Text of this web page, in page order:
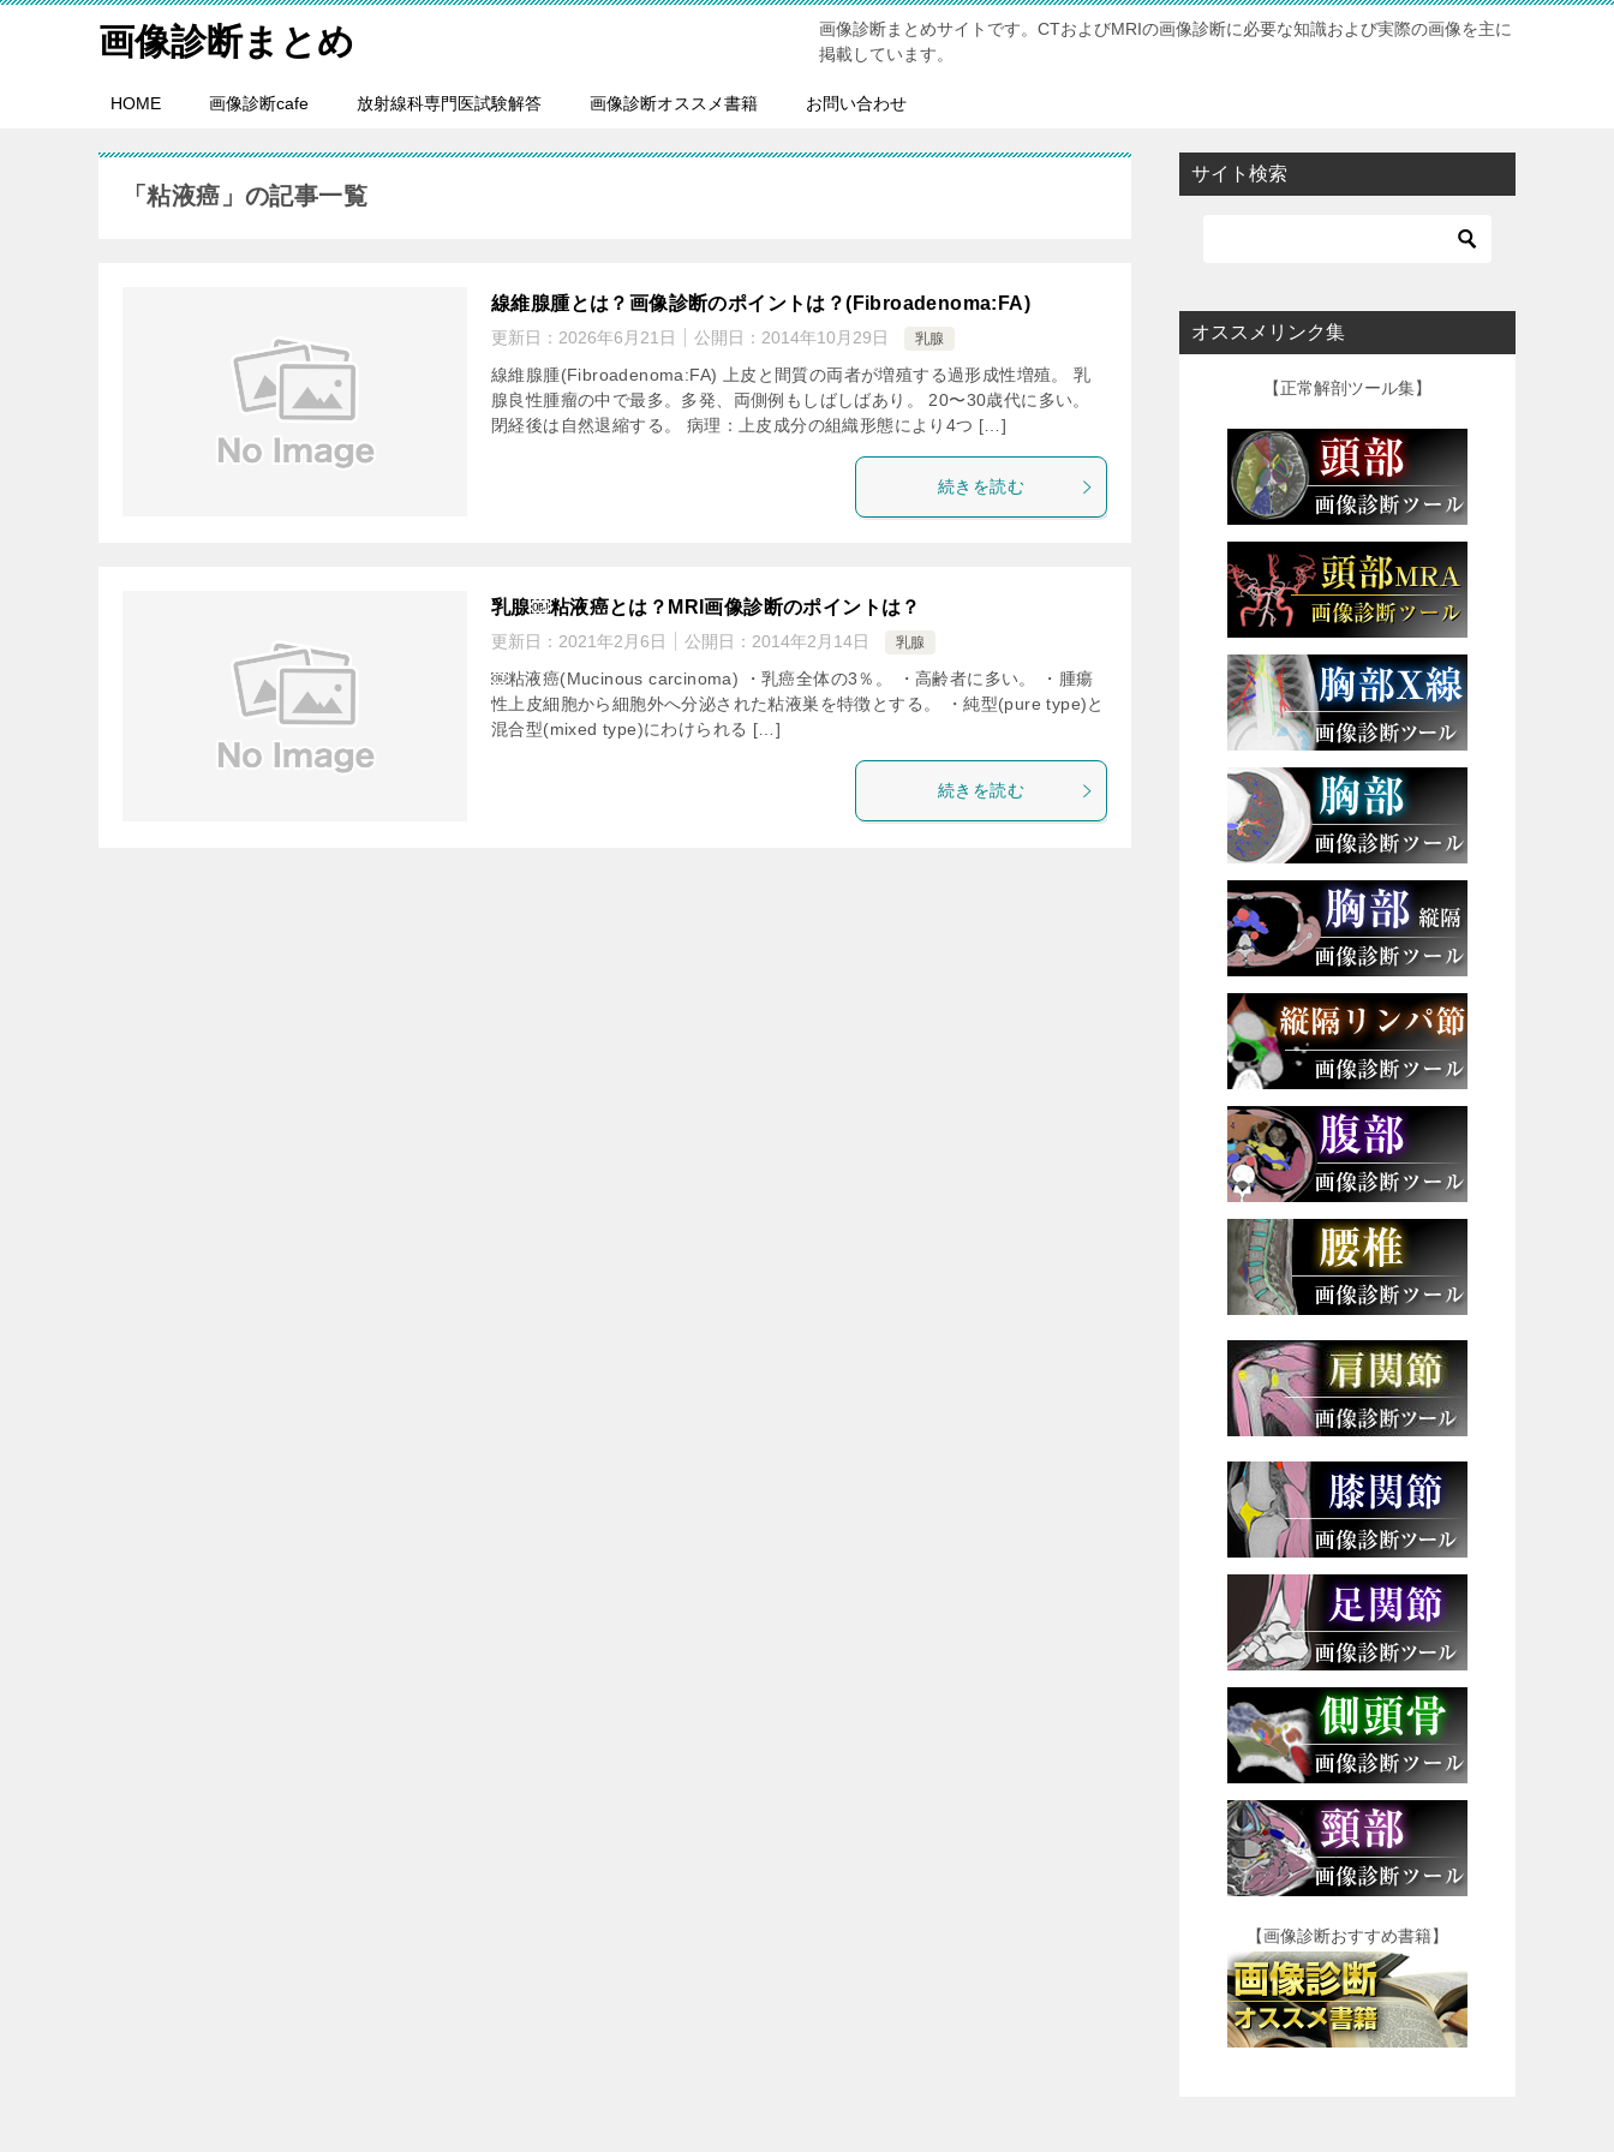
画像診断まとめ
画像診断まとめサイトです。CTおよびMRIの画像診断に必要な知識および実際の画像を主に
掲載しています。
HOME 画像診断cafe 放射線科専門医試験解答 画像診断オススメ書籍 お問い合わせ
「粘液癌」の記事一覧
線維腺腫とは？画像診断のポイントは？(Fibroadenoma:FA)
更新日： 2026年6月21日 公開日： 2014年10月29日 乳腺
線維腺腫(Fibroadenoma:FA) 上皮と間質の両者が増殖する過形成性増殖。 乳
腺良性腫瘤の中で最多。多発、両側例もしばしばあり。 20〜30歳代に多い。
閉経後は自然退縮する。 病理：上皮成分の組織形態により4つ […]
続きを読む
乳腺￼粘液癌とは？MRI画像診断のポイントは？
更新日： 2021年2月6日 公開日： 2014年2月14日 乳腺
￼粘液癌(Mucinous carcinoma) ・乳癌全体の3％。 ・高齢者に多い。 ・腫瘍
性上皮細胞から細胞外へ分泌された粘液巣を特徴とする。 ・純型(pure type)と
混合型(mixed type)にわけられる […]
続きを読む
サイト検索
オススメリンク集
【正常解剖ツール集】
【画像診断おすすめ書籍】